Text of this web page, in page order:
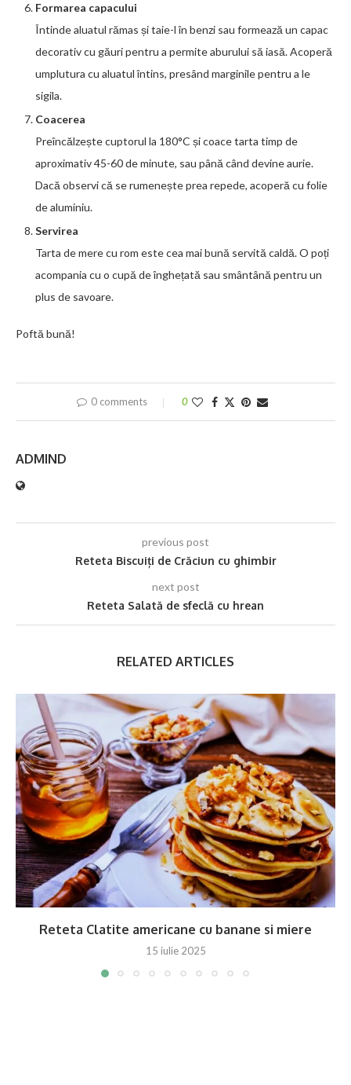
Formarea capacului
Întinde aluatul rămas și taie-l în benzi sau formează un capac
decorativ cu găuri pentru a permite aburului să iasă. Acoperă
umplutura cu aluatul întins, presând marginile pentru a le
sigila.
Coacerea
Preîncălzește cuptorul la 180°C și coace tarta timp de
aproximativ 45-60 de minute, sau până când devine aurie.
Dacă observi că se rumenește prea repede, acoperă cu folie
de aluminiu.
Servirea
Tarta de mere cu rom este cea mai bună servită caldă. O poți
acompania cu o cupă de înghețată sau smântână pentru un
plus de savoare.
Poftă bună!
0 comments 0
ADMIND
previous post
Reteta Biscuiți de Crăciun cu ghimbir
next post
Reteta Salată de sfeclă cu hrean
RELATED ARTICLES
Reteta Clatite americane cu banane si miere
15 iulie 2025